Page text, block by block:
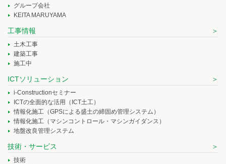
グループ会社
KEITA MARUYAMA
工事情報
土木工事
建築工事
施工中
ICTソリューション
i-Constructionセミナー
ICTの全面的な活用（ICT土工）
情報化施工（GPSによる盛土の締固め管理システム）
情報化施工（マシンコントロール・マシンガイダンス）
地盤改良管理システム
技術・サービス
技術